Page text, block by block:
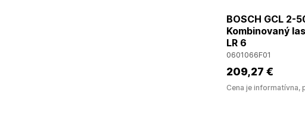
BOSCH GCL 2-
Kombinovaný
LR 6
0601066F01
209,27 €
Cena je informatívna,